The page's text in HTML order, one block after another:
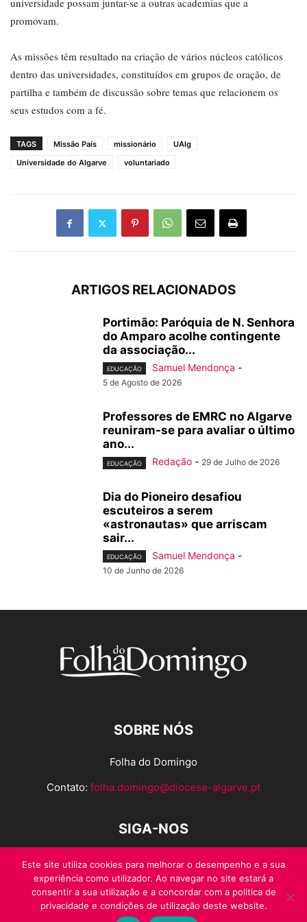
universidade possam juntar-se a outras academias que a
promovam.
As missões têm resultado na criação de vários núcleos católicos
dentro das universidades, constituídos em grupos de oração, de
partilha e também de discussão sobre temas que relacionem os
seus estudos com a fé.
TAGS Missão País missionário
UAlg
Universidade do Algarve
voluntariado
ARTIGOS RELACIONADOS
Portimão: Paróquia de N. Senhora
do Amparo acolhe contingente
da associação...
EDUCAÇÃO Samuel Mendonça -
5 de Agosto de 2026
Professores de EMRC no Algarve
reuniram-se para avaliar o último
ano...
EDUCAÇÃO Redação - 29 de Julho de 2026
Dia do Pioneiro desafiou
escuteiros a serem
«astronautas» que arriscam
sair...
EDUCAÇÃO Samuel Mendonça -
10 de Junho de 2026
SOBRE NÓS
Folha do Domingo
Contato: folha.domingo@diocese-algarve.pt
SIGA-NOS
Este site utiliza cookies para melhorar o desempenho e a sua
experiência como utilizador. Ao navegar no site estará a
consentir a sua utilização e a concordar com a politica de
privacidade e condições de utilização deste website.